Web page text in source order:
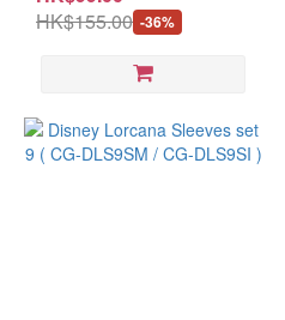
HK$155.00 -36%